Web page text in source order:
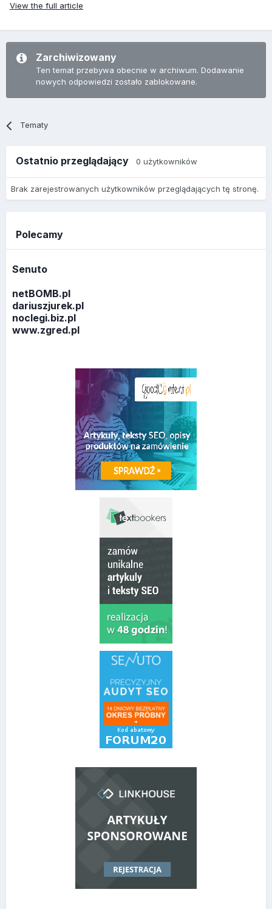
View the full article
Zarchiwizowany
Ten temat przebywa obecnie w archiwum. Dodawanie
nowych odpowiedzi zostało zablokowane.
Tematy
Ostatnio przeglądający 0 użytkowników
Brak zarejestrowanych użytkowników przeglądających tę stronę.
Polecamy
Senuto
netBOMB.pl
dariuszjurek.pl
noclegi.biz.pl
www.zgred.pl